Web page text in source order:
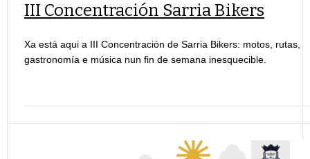
III Concentración Sarria Bikers
Xa está aqui a III Concentración de Sarria Bikers: motos, rutas,
gastronomía e música nun fin de semana inesquecible.